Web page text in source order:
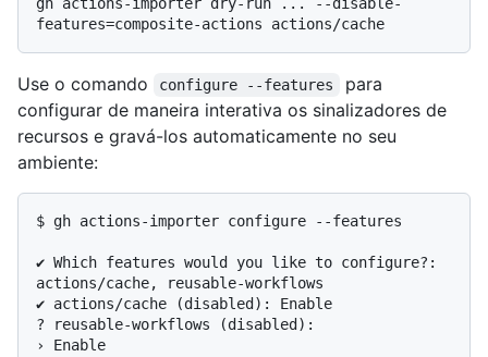
Use o comando configure --features
para
configurar de maneira interativa os sinalizadores de
recursos e gravá-los automaticamente no seu
ambiente:
$ gh actions-importer configure --features
✔ Which features would you like to configure?:
actions/cache, reusable-workflows
✔ actions/cache (disabled): Enable
? reusable-workflows (disabled):
› Enable